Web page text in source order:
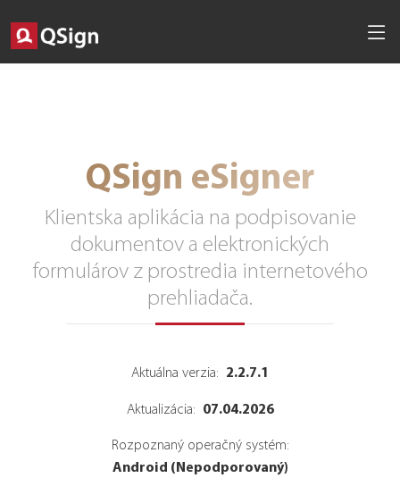
QSign eSigner
Klientska aplikácia na podpisovanie
dokumentov a elektronických
formulárov z prostredia internetového
prehliadača.
Aktuálna verzia: 2.2.7.1
Aktualizácia: 07.04.2026
Rozpoznaný operačný systém:
Android (Nepodporovaný)